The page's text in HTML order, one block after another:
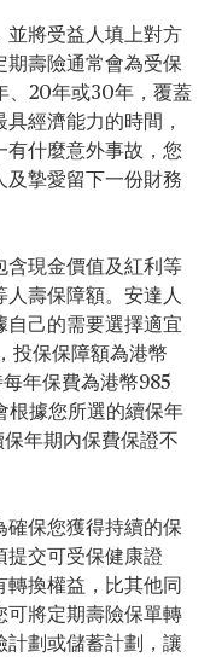
並將受益人填上對方
期壽險通常會為受保
、20年或30年，覆蓋
經濟能力的時間，
有什麼意外事故，您
及摯愛留下一份財務
含現金價值及紅利等
人壽保障額。安達人
自己的需要選擇適宜
投保保障額為港幣
年保費為港幣985
根據您所選的續保年
年期內保費保證不
確保您獲得持續的保
提交可受保健康證
換權益，比其他同
可將定期壽險保單轉
計劃或儲蓄計劃，讓